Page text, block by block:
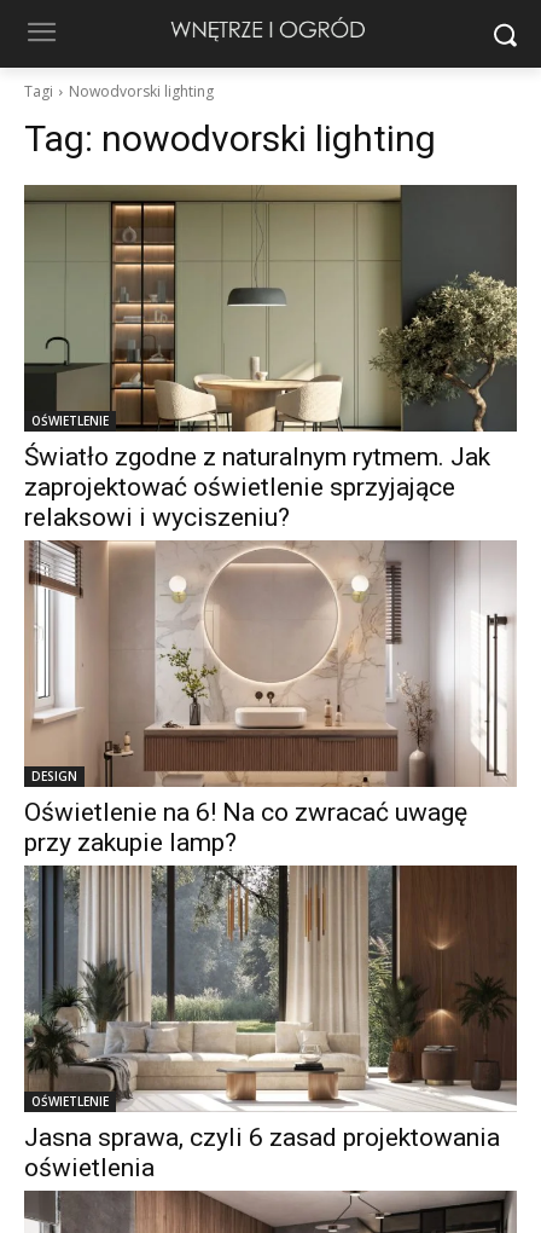
Tagi Nowodvorski lighting
Tag: nowodvorski lighting
OŚWIETLENIE
Światło zgodne z naturalnym rytmem. Jak
zaprojektować oświetlenie sprzyjające
relaksowi i wyciszeniu?
DESIGN
Oświetlenie na 6! Na co zwracać uwagę
przy zakupie lamp?
OŚWIETLENIE
Jasna sprawa, czyli 6 zasad projektowania
oświetlenia